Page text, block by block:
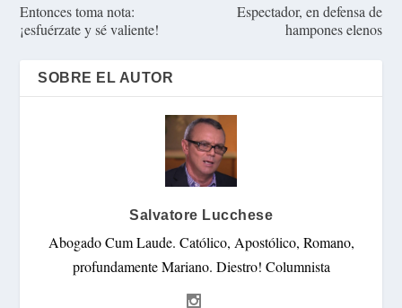
Entonces toma nota:
¡esfuérzate y sé valiente!
Espectador, en defensa de
hampones elenos
SOBRE EL AUTOR
Salvatore Lucchese
Abogado Cum Laude. Católico, Apostólico, Romano,
profundamente Mariano. Diestro! Columnista